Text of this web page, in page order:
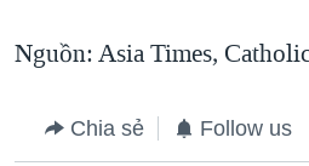
Nguồn: Asia Times,
Chia sẻ Follow us